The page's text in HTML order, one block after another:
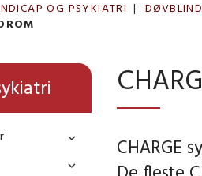
OG PSYKIATRI
CHARGE